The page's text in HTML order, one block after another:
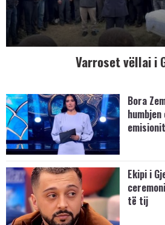
Varroset vëllai i
Bora
emisionit
Ekipi i
të tij